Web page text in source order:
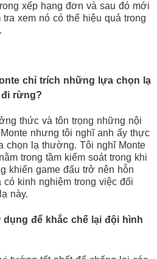
xếp hạng đơn và sau đó mới
xem nó có thể hiệu quả trong
chỉ trích những lựa chọn lạ
rừng?
thức và tôn trọng những nội
nhưng tôi nghĩ anh ấy thực
chọn lạ thường. Tôi nghĩ Monte
trong tầm kiểm soát trong khi
khiến game đấu trở nên hỗn
kinh nghiệm trong việc đối
này.
để khắc chế lại đội hình